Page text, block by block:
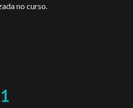
no curso.